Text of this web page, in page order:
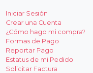
Iniciar Sesión
Crear una Cuenta
¿Cómo hago mi compra?
Formas de Pago
Reportar Pago
Estatus de mi Pedido
Solicitar Factura